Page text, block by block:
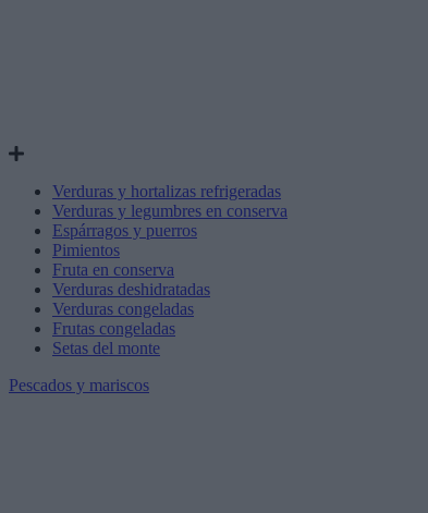
Verduras y hortalizas refrigeradas
Verduras y legumbres en conserva
Espárragos y puerros
Pimientos
Fruta en conserva
Verduras deshidratadas
Verduras congeladas
Frutas congeladas
Setas del monte
Pescados y mariscos